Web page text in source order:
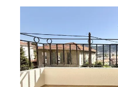
, 4 pièces
Ref : 2255
Appartement
495